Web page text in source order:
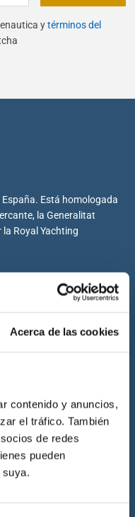
Acerca de las cookies
contenido y anuncios,
el tráfico. También
de redes
pueden
ytérminos del
Está homologada
la Generalitat
Royal Yachting